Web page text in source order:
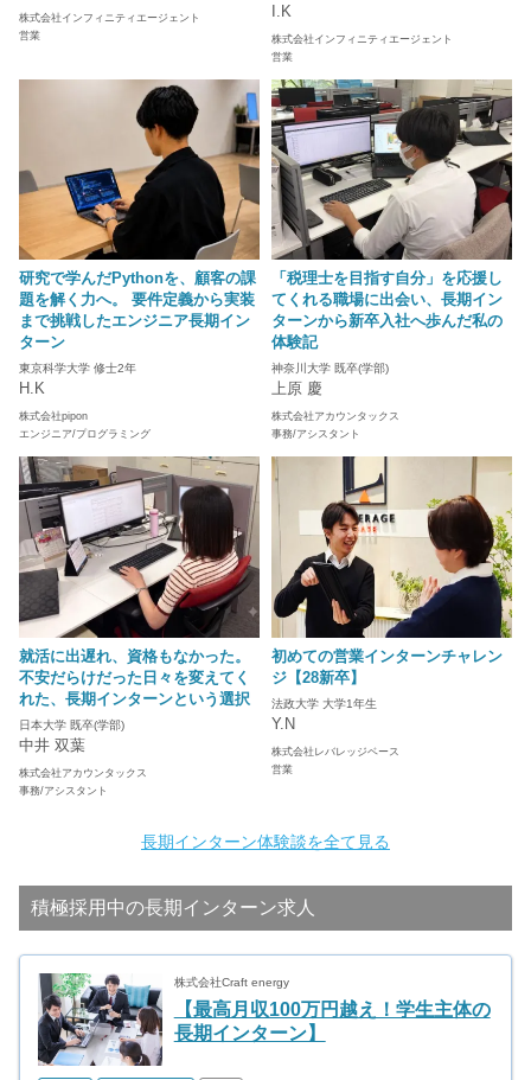
株式会社インフィニティエージェント
営業
I.K
株式会社インフィニティエージェント
営業
研究で学んだPythonを、顧客の課
題を解く力へ。 要件定義から実装
まで挑戦したエンジニア長期イン
ターン
東京科学大学 修士2年
H.K
株式会社pipon
エンジニア/プログラミング
「税理士を目指す自分」を応援し
てくれる職場に出会い、長期イン
ターンから新卒入社へ歩んだ私の
体験記
神奈川大学 既卒(学部)
上原 慶
株式会社アカウンタックス
事務/アシスタント
就活に出遅れ、資格もなかった。
不安だらけだった日々を変えてく
れた、長期インターンという選択
日本大学 既卒(学部)
中井 双葉
株式会社アカウンタックス
事務/アシスタント
初めての営業インターンチャレン
ジ【28新卒】
法政大学 大学1年生
Y.N
株式会社レバレッジベース
営業
長期インターン体験談を全て見る
積極採用中の長期インターン求人
株式会社Craft energy
【最高月収100万円越え！学生主体の
長期インターン】